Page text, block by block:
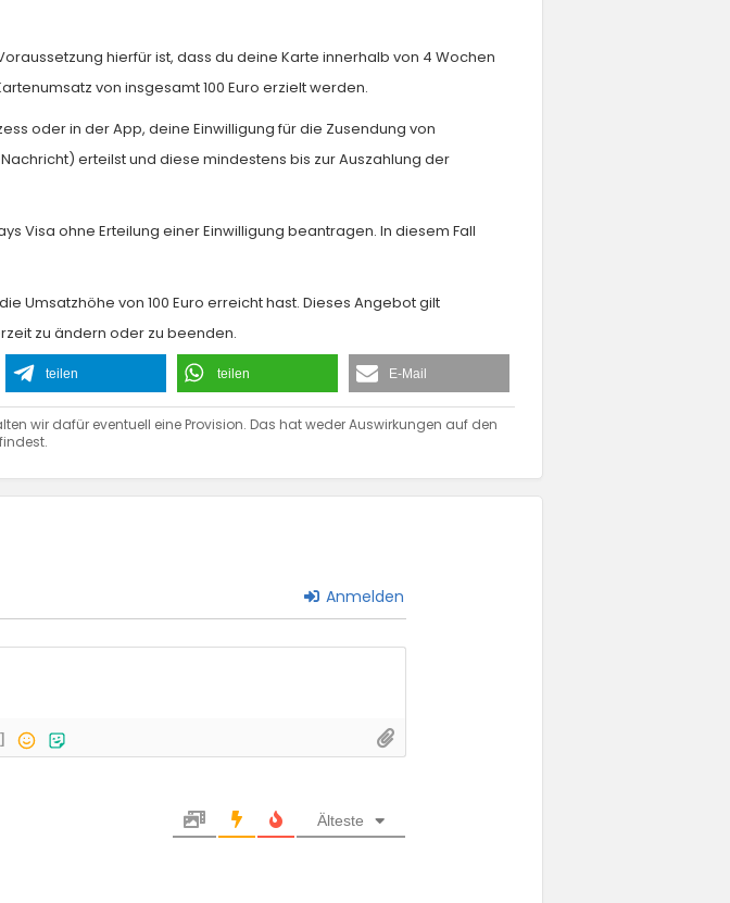
hierfür ist, dass du deine Karte innerhalb von 4 Wochen
von insgesamt 100 Euro erzielt werden.
oder in der App, deine Einwilligung für die Zusendung von
erteilst und diese mindestens bis zur Auszahlung der
Visa ohne Erteilung einer Einwilligung beantragen. In diesem Fall
Umsatzhöhe von 100 Euro erreicht hast. Dieses Angebot gilt
zu ändern oder zu beenden.
teilen teilen E-Mail
wir dafür eventuell eine Provision. Das hat weder Auswirkungen auf den
Anmelden
Älteste